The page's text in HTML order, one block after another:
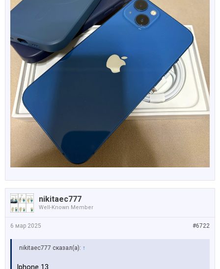
nikitaec777
Well-Known Member
#6722
6 мар 2025
nikitaec777 сказал(а): ↑
Iphone 13